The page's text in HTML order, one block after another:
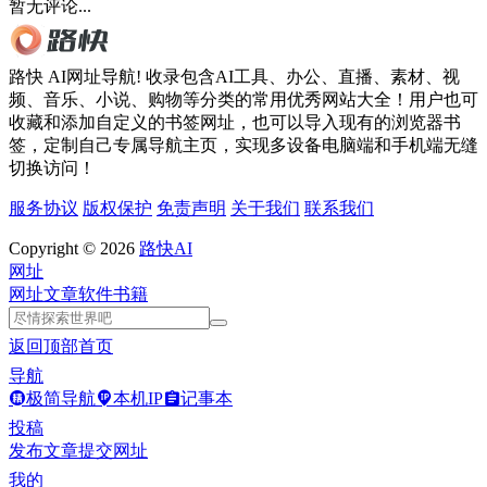
暂无评论...
路快 AI网址导航! 收录包含AI工具、办公、直播、素材、视
频、音乐、小说、购物等分类的常用优秀网站大全！用户也可
收藏和添加自定义的书签网址，也可以导入现有的浏览器书
签，定制自己专属导航主页，实现多设备电脑端和手机端无缝
切换访问！
服务协议 版权保护 免责声明 关于我们 联系我们
Copyright © 2026 路快AI
网址
网址文章软件书籍
返回顶部首页
导航
极简导航
本机IP
记事本
投稿
发布文章提交网址
我的